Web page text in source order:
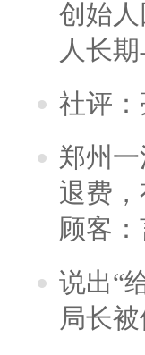
创始
人长
社评
郑州
退费
顾客
说出“
局长